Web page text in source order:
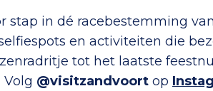
stap in dé racebestemming
en activiteiten die
tot het laatste
@visitzandvoort op